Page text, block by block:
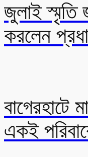
জুলাই স্মৃতি
করলেন
বাগেরহাটে
একই